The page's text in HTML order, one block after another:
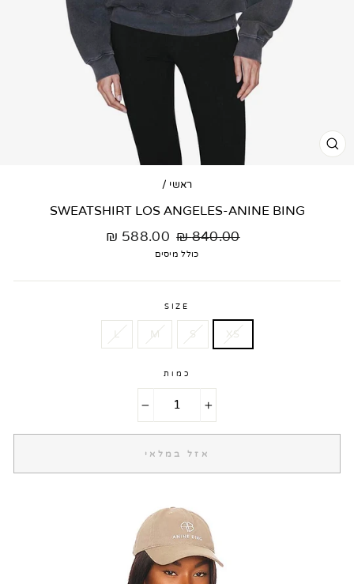
ראשי /
SWEATSHIRT LOS ANGELES-ANINE BING
מחיר
840.00 ₪
מחיר
מבצע
588.00 ₪
כולל מיסים
SIZE
XS
S
M
L
כמות
+
אזל במלאי